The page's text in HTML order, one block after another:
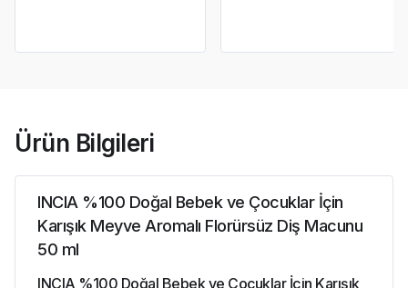
Ürün Bilgileri
INCIA %100 Doğal Bebek ve Çocuklar İçin
Karışık Meyve Aromalı Florürsüz Diş Macunu
50 ml
INCIA %100 Doğal Bebek ve Çocuklar İçin Karışık